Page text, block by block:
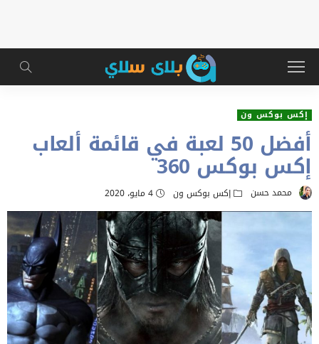
إكس بوكس ون
أفضل 50 لعبة في قائمة ألعاب
إكس بوكس 360
محمد حسن إكس بوكس ون 4 مايو، 2020